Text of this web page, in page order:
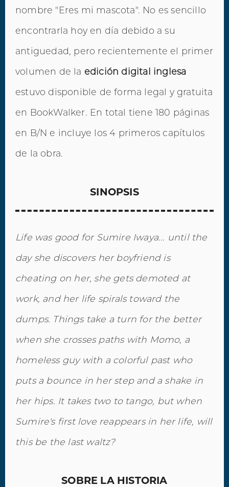
nombre "Eres mi mascota". No es sencillo
encontrarla hoy en día debido a su
antiguedad, pero recientemente el primer
volumen de la edición digital inglesa
estuvo disponible de forma legal y gratuita
en BookWalker. En total tiene 180 páginas
en B/N e incluye los 4 primeros capítulos
de la obra.
SINOPSIS
Life was good for Sumire Iwaya... until the
day she discovers her boyfriend is
cheating on her, she gets demoted at
work, and her life spirals toward the
dumps. Things take a turn for the better
when she crosses paths with Momo, a
homeless guy with a colorful past who
puts a bounce in her step and a shake in
her hips. It takes two to tango, but when
Sumire's first love reappears in her life, will
this be the last waltz?
SOBRE LA HISTORIA